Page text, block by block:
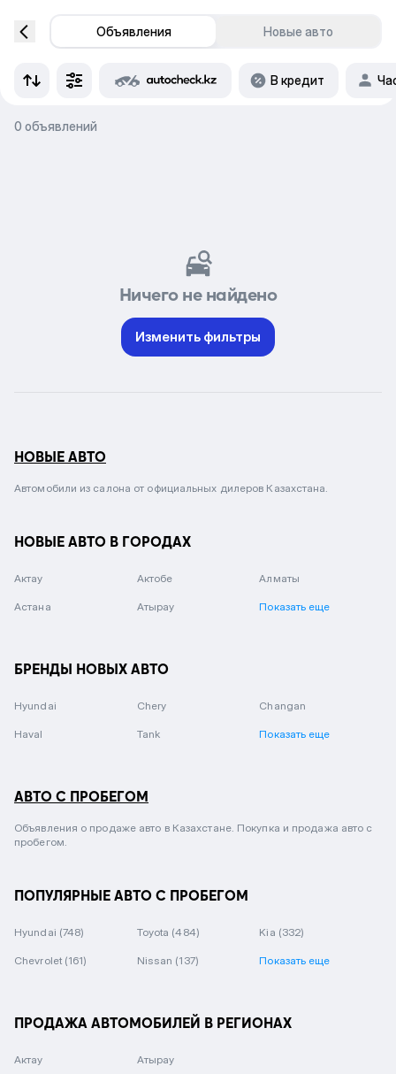
Объявления Новые авто
В кредит
0 объявлений
Ничего не найдено
Изменить фильтры
НОВЫЕ АВТО
Автомобили из салона от официальных дилеров Казахстана.
НОВЫЕ АВТО В ГОРОДАХ
Актау Актобе Алматы
Астана Атырау Показать еще
БРЕНДЫ НОВЫХ АВТО
Hyundai Chery Changan
Haval Tank Показать еще
АВТО С ПРОБЕГОМ
Объявления о продаже авто в Казахстане. Покупка и продажа авто с
пробегом.
ПОПУЛЯРНЫЕ АВТО С ПРОБЕГОМ
Hyundai (748) Toyota (484) Kia (332)
Chevrolet (161) Nissan (137) Показать еще
ПРОДАЖА АВТОМОБИЛЕЙ В РЕГИОНАХ
Актау Атырау